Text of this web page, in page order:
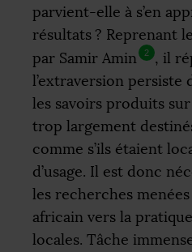
parvient-elle à s’en
résultats ? Reprenant
par Samir Amin
2
, il
l’extraversion persiste
les savoirs produits
trop largement
comme s’ils étaient
d’usage. Il est donc
les recherches
africain vers la
locales. Tâche